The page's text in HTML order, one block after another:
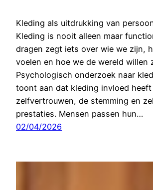
Kleding als uitdrukking van
Kleding is nooit alleen maar
dragen zegt iets over wie we zijn,
voelen en hoe we de wereld willen
Psychologisch onderzoek naar
toont aan dat kleding invloed
zelfvertrouwen, de stemming en
prestaties. Mensen passen hun…
02/04/2026